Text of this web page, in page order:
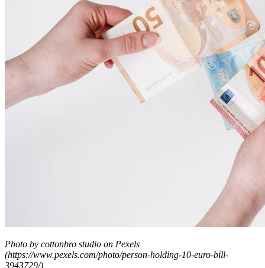
Photo by cottonbro studio on Pexels
(https://www.pexels.com/photo/person-holding-10-euro-bill-
3943729/)